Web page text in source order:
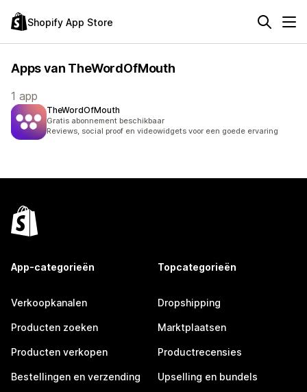
Shopify App Store
Apps van TheWordOfMouth
1 app
TheWordOfMouth
Gratis abonnement beschikbaar
Reviews, social proof en videowidgets voor een goede ervaring
App-categorieën
Verkoopkanalen
Producten zoeken
Producten verkopen
Bestellingen en verzending
Topcategorieën
Dropshipping
Marktplaatsen
Productrecensies
Upselling en bundels